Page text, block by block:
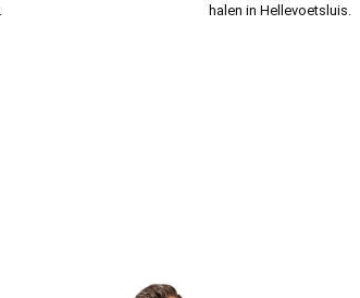
halen in Hellevoetsluis.